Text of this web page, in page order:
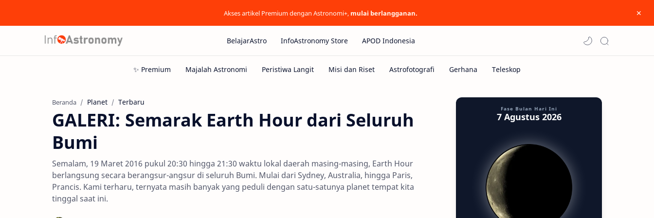
Akses artikel Premium dengan Astronomi+, mulai berlangganan.
BelajarAstro InfoAstronomy Store APOD Indonesia
Beranda Planet Terbaru
GALERI: Semarak Earth Hour dari Seluruh
Bumi
Semalam, 19 Maret 2016 pukul 20:30 hingga 21:30 waktu lokal daerah masing-masing, Earth Hour
berlangsung secara berangsur-angsur di seluruh Bumi. Mulai dari Sydney, Australia, hingga Paris,
Prancis. Kami terharu, ternyata masih banyak yang peduli dengan satu-satunya planet tempat kita
tinggal saat ini.
Fase Bulan Hari Ini
7 Agustus 2026